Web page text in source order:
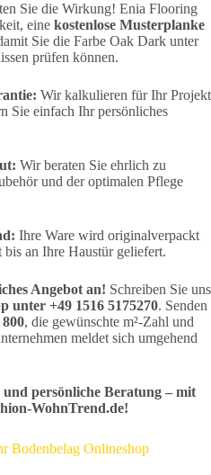
Sie die Wirkung! Enia Flooring
eine kostenlose Musterplanke
Sie die Farbe Oak Dark unter
prüfen können.
Wir kalkulieren für Ihr Projekt
Sie einfach Ihr persönliches
Wir beraten Sie ehrlich zu
und der optimalen Pflege
Ihre Ware wird originalverpackt
an Ihre Haustür geliefert.
Angebot an! Schreiben Sie uns
unter +49 1516 5175270. Senden
800, die gewünschte m²-Zahl und
meldet sich umgehend
und persönliche Beratung – mit
WohnTrend.de!
Bodenbelag Onlineshop